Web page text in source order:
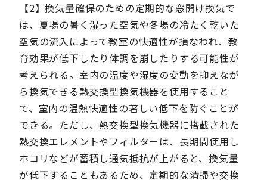
【2】換気量確保のための定期的な窓開け換気で
は、夏場の暑く湿った空気や冬場の冷たく乾いた
空気の流入によって教室の快適性が損なわれ、教
育効果が低下したり体調を崩したりする可能性が
考えられる。室内の温度や湿度の変動を抑えなが
ら換気できる熱交換型換気機器を使用すること
で、室内の温熱快適性の著しい低下を防ぐことが
できる。ただし、熱交換型換気機器に搭載された
熱交換エレメントやフィルターは、長期間使用し
ホコリなどが蓄積し通気抵抗が上がると、換気量
が低下することもあるため、定期的な清掃や交換